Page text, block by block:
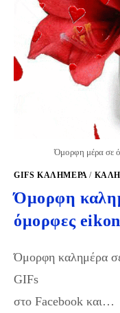
Όμορφη μέρα σε
GIFS KΑΛΗΜΈΡΑ/
Όμορφη
όμορφες
Όμορφη καλημέρα
GIFs Κάντε
στο Facebook και…